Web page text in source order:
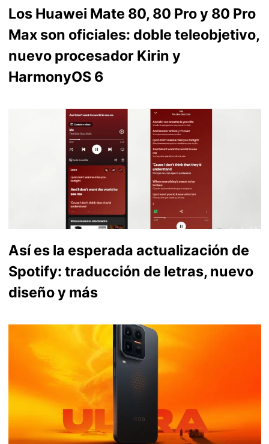
Los Huawei Mate 80, 80 Pro y 80 Pro
Max son oficiales: doble teleobjetivo,
nuevo procesador Kirin y
HarmonyOS 6
Así es la esperada actualización de
Spotify: traducción de letras, nuevo
diseño y más